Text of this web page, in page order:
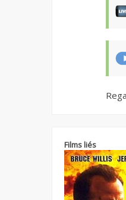
Films liés